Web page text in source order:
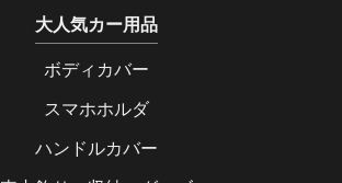
大人気カー用品
ボディカバー
スマホホルダ
ハンドルカバー